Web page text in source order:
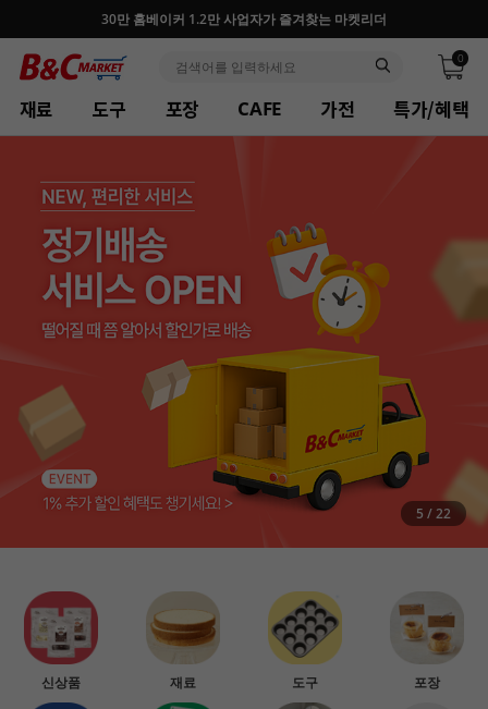
30만 홈베이커 1.2만 사업자가 즐겨찾는 마켓리더
0
재료 도구 포장 CAFE 가전 특가/혜택
5 /22
신상품 재료 도구 포장